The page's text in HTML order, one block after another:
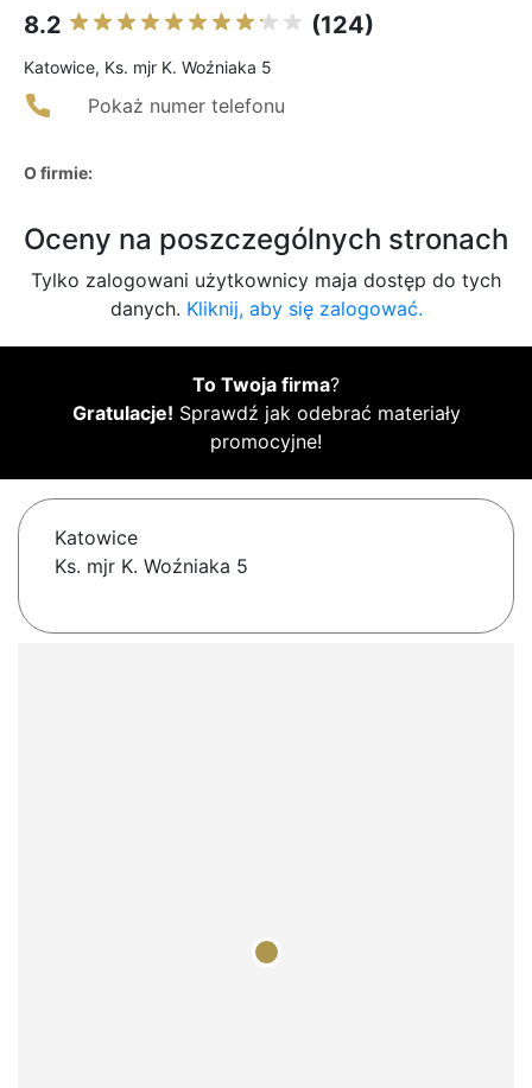
8.2 (124)
Katowice, Ks. mjr K. Woźniaka 5
Pokaż numer telefonu
O firmie:
Oceny na poszczególnych stronach
Tylko zalogowani użytkownicy maja dostęp do tych
danych. Kliknij, aby się zalogować.
To Twoja firma?
Gratulacje! Sprawdź jak odebrać materiały
promocyjne!
Katowice
Ks. mjr K. Woźniaka 5